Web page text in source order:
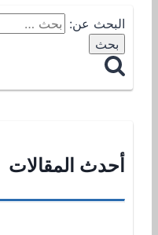
البحث عن:
أحدث المقالات